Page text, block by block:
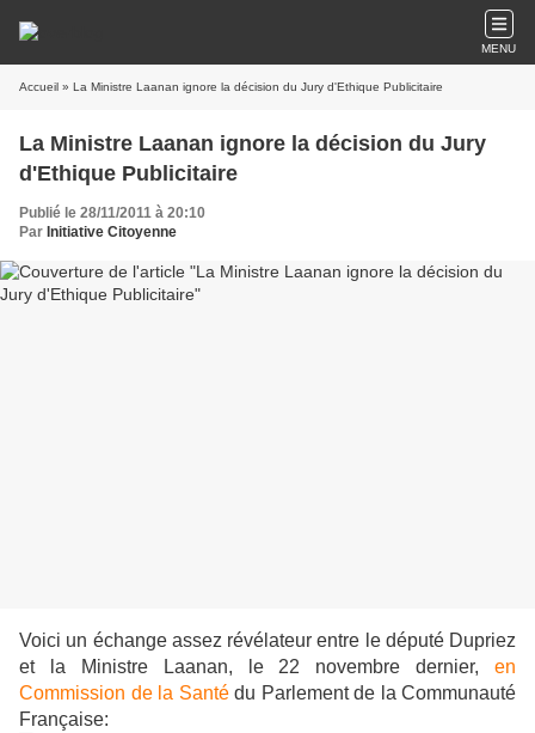
MENU
Accueil » La Ministre Laanan ignore la décision du Jury d'Ethique Publicitaire
La Ministre Laanan ignore la décision du Jury
d'Ethique Publicitaire
Publié le 28/11/2011 à 20:10
Par Initiative Citoyenne
Voici un échange assez révélateur entre le député Dupriez
et la Ministre Laanan, le 22 novembre dernier, en
Commission de la Santédu Parlement de la Communauté
Française: